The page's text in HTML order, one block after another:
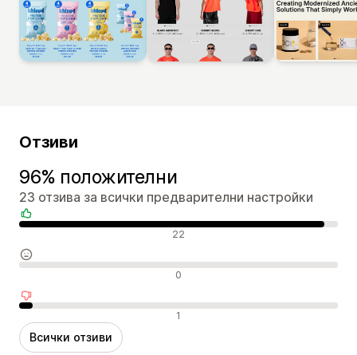
Отзиви
96% положителни
23 отзива за всички предварителни настройки
Положителни отзиви 22
Неутрални отзиви 0
Отрицателни отзиви 1
Всички отзиви